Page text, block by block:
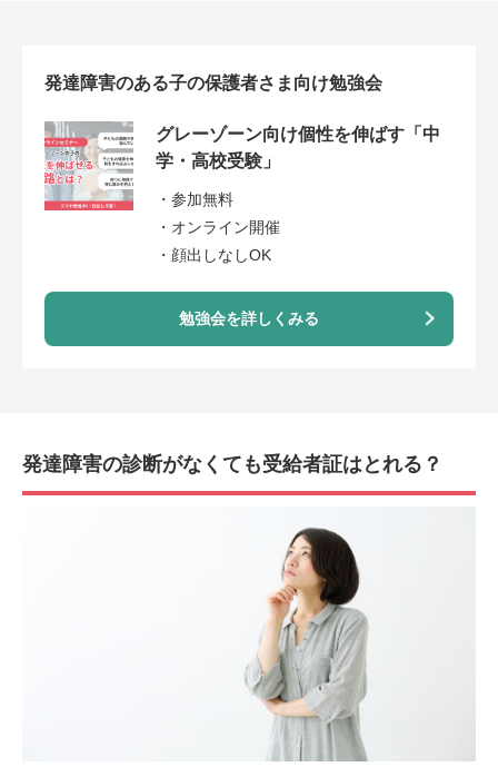
発達障害のある子の保護者さま向け勉強会
グレーゾーン向け個性を伸ばす「中
学・高校受験」
・参加無料
・オンライン開催
・顔出しなしOK
勉強会を詳しくみる
発達障害の診断がなくても受給者証はとれる？